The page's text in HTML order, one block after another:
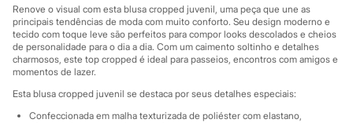
Sandálias
Sapatilhas
Tênis
Marcas
City
Clock House
Mindset
Sawary
Renove o visual com esta blusa cropped juvenil, uma peça que une as
principais tendências de moda com muito conforto. Seu design moderno e
tecido com toque leve são perfeitos para compor looks descolados e cheios
de personalidade para o dia a dia. Com um caimento soltinho e detalhes
charmosos, este top cropped é ideal para passeios, encontros com amigos e
momentos de lazer.
Esta blusa cropped juvenil se destaca por seus detalhes especiais:
Confeccionada em malha texturizada de poliéster com elastano,